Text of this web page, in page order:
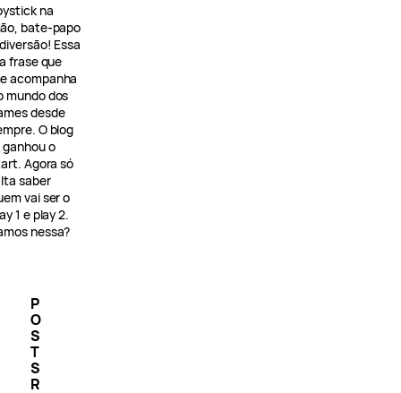
na
bate-papo
Essa
frase que
acompanha
mundo dos
desde
O blog
ganhou o
Agora só
saber
vai ser o
1 e play 2.
nessa?
P
O
S
T
S
R